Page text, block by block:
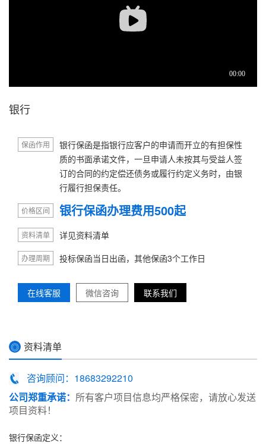
银行
保函作用
银行保函是指银行应客户的申请而开立的有担保性
质的书面承诺文件，一旦申请人未按其与受益人签
订的合同的约定偿还债务或履行约定义务时，由银
行履行担保责任。
价格区间 银行保函办理费用500起
资料清单 详见资料清单
办理周期 投标保函当日出函，其他保函3个工作日
在线客服 微信咨询 联系我们
◎ 资料清单
咨询顾问：18683292210
公司郑重承诺： 所有客户项目信息均严格保密，请放心发送
项目资料！
银行保函定义：